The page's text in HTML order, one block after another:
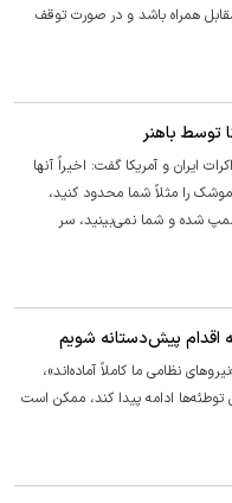
مقابل همراه باشد و در صورت توقف
توسط باهنر
ایران و آمریکا گفت: اخیراً آنها
را مثلاً شما محدود کنید،
شده و شما نمی‌بینید، سر
اقدام پیش‌دستانه شویم
نظامی ما کاملاً آماده‌اند»،
توطئه‌ها ادامه پیدا کند، ممکن است